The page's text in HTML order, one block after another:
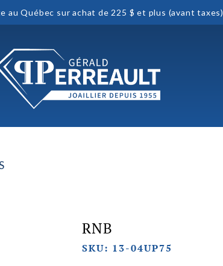
au Québec sur achat de 225 $ et plus (avant taxes)
RNB
SKU: 13-04UP75